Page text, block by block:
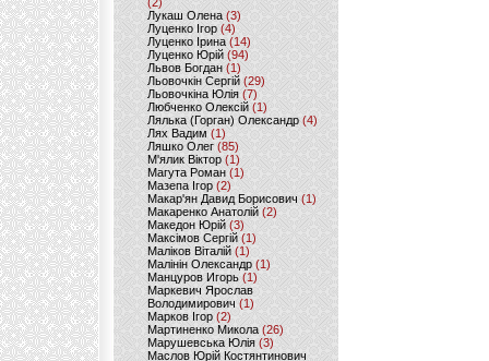
Лукаш Олена (3)
Луценко Ігор (4)
Луценко Ірина (14)
Луценко Юрій (94)
Львов Богдан (1)
Льовочкін Сергій (29)
Льовочкіна Юлія(7)
Любченко Олексій(1)
Лялька (Горган) Олександр(4)
Лях Вадим (1)
Ляшко Олег (85)
М'ялик Віктор(1)
Магута Роман(1)
Мазепа Ігор (2)
Макар'ян Давид Борисович(1)
Макаренко Анатолій (2)
Македон Юрій(3)
Максімов Сергій (1)
Маліков Віталій (1)
Малінін Олександр (1)
Манцуров Игорь (1)
Маркевич Ярослав
Володимирович (1)
Марков Ігор (2)
Мартиненко Микола (26)
Марушевська Юлія (3)
Маслов Юрій Костянтинович